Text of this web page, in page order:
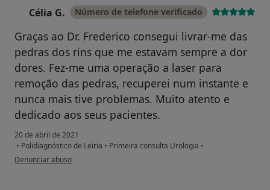
Célia G. Número de telefone verificado
Graças ao Dr. Frederico consegui livrar-me das
pedras dos rins que me estavam sempre a dor
dores. Fez-me uma operação a laser para
remoção das pedras, recuperei num instante e
nunca mais tive problemas. Muito atento e
dedicado aos seus pacientes.
20 de abril de 2021
• Polidiagnóstico de Leiria • Primeira consulta Urologia •
na opinião do utilizador Célia G.
Denunciar abuso